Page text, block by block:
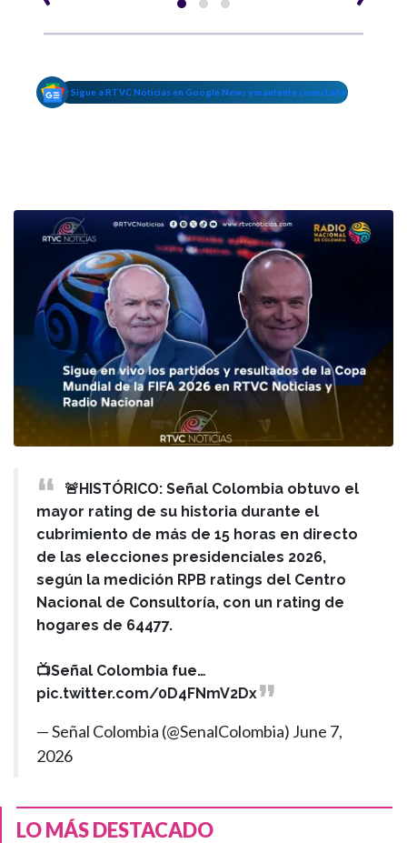
Sigue a RTVC Noticias en Google News y mantente conectado
🚨HISTÓRICO: Señal Colombia obtuvo el
mayor rating de su historia durante el
cubrimiento de más de 15 horas en directo
de las elecciones presidenciales 2026,
según la medición RPB ratings del Centro
Nacional de Consultoría, con un rating de
hogares de 64477.
📺Señal Colombia fue…
pic.twitter.com/0D4FNmV2Dx
— Señal Colombia (@SenalColombia) June 7,
2026
LO MÁS DESTACADO